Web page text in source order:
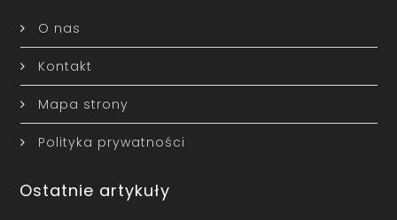
O nas
Kontakt
Mapa strony
Polityka prywatności
Ostatnie artykuły